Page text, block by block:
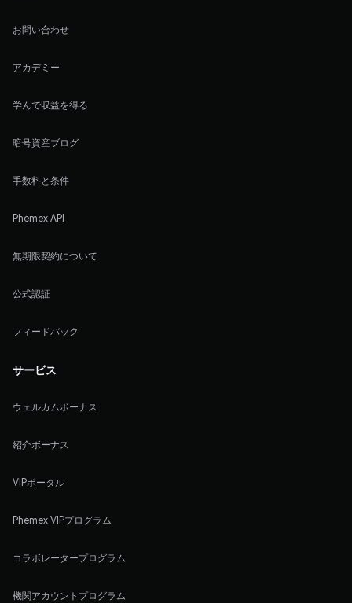
お問い合わせ
アカデミー
学んで収益を得る
暗号資産ブログ
手数料と条件
Phemex API
無期限契約について
公式認証
フィードバック
サービス
ウェルカムボーナス
紹介ボーナス
VIPポータル
Phemex VIPプログラム
コラボレータープログラム
機関アカウントプログラム